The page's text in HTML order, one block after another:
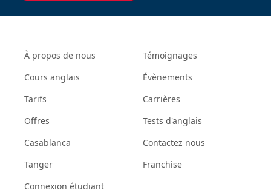
À propos de nous
Cours anglais
Tarifs
Offres
Casablanca
Tanger
Connexion étudiant
Témoignages
Évènements
Carrières
Tests d'anglais
Contactez nous
Franchise